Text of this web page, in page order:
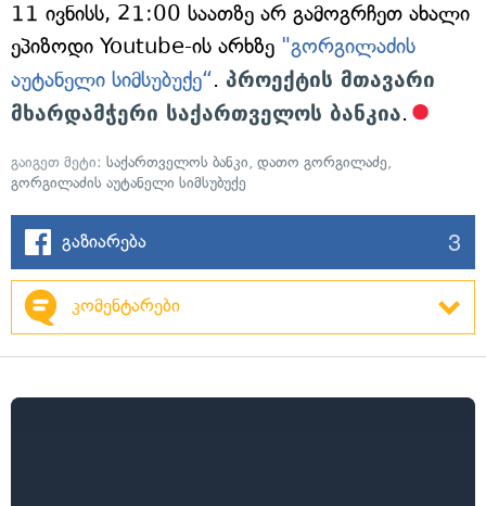
11 ივნისს, 21:00 საათზე არ გამოგრჩეთ ახალი
ეპიზოდი Youtube-ის არხზე "გორგილაძის
აუტანელი სიმსუბუქე“. პროექტის მთავარი
მხარდამჭერი საქართველოს ბანკია.
გაიგეთ მეტი: საქართველოს ბანკი, დათო გორგილაძე,
გორგილაძის აუტანელი სიმსუბუქე
გაზიარება 3
კომენტარები